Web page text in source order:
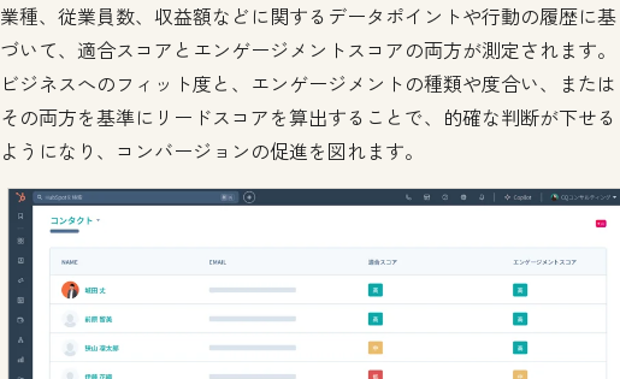
業種、従業員数、収益額などに関するデータポイントや行動の履歴に基
づいて、適合スコアとエンゲージメントスコアの両方が測定されます。
ビジネスへのフィット度と、エンゲージメントの種類や度合い、または
その両方を基準にリードスコアを算出することで、的確な判断が下せる
ようになり、コンバージョンの促進を図れます。